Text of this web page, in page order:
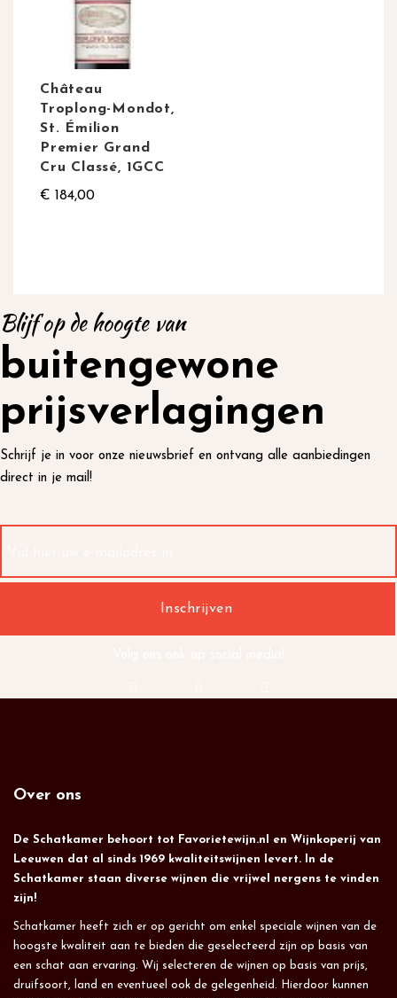
Château
Troplong-Mondot,
St. Émilion
Premier Grand
Cru Classé, 1GCC
€ 184,00
Blijf op de hoogte van
buitengewone
prijsverlagingen
Schrijf je in voor onze nieuwsbrief en ontvang alle aanbiedingen
direct in je mail!
Over ons
De Schatkamer behoort tot Favorietewijn.nl en Wijnkoperij van
Leeuwen dat al sinds 1969 kwaliteitswijnen levert. In de
Schatkamer staan diverse wijnen die vrijwel nergens te vinden
zijn!
Schatkamer heeft zich er op gericht om enkel speciale wijnen van de
hoogste kwaliteit aan te bieden die geselecteerd zijn op basis van
een schat aan ervaring. Wij selecteren de wijnen op basis van prijs,
druifsoort, land en eventueel ook de gelegenheid. Hierdoor kunnen